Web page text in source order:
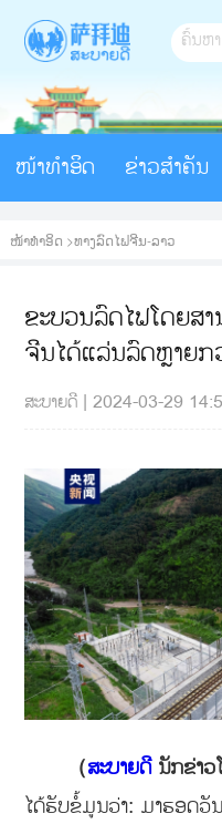
ໜ້າທຳອິດ ຂ່າວສຳຄັນ
ໜ້າທຳອິດ >ທາງລົດໄຟຈີນ-ລາວ
ຂະບວນລົດໄຟໂດຍສ
ຈີນໄດ້ແລ່ນລົດຫຼາຍ
ສະບາຍດີ |2024-03-29
（ສະບາຍດີນັກຂ່າວໂ
ໄດ້ຮັບຂໍ້ມູນວ່າ: ມາຮອດວັ